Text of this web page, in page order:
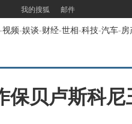
我的搜狐 邮件
-视频-娱谈-财经-世相-科技-汽车-房
保贝卢斯科尼